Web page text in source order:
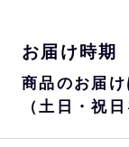
お届け時期
商品のお届
（土日・祝